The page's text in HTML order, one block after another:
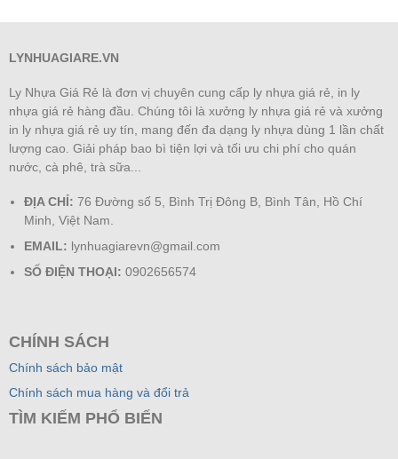
LYNHUAGIARE.VN
Ly Nhựa Giá Rẻ là đơn vị chuyên cung cấp ly nhựa giá rẻ, in ly
nhựa giá rẻ hàng đầu. Chúng tôi là xưởng ly nhựa giá rẻ và xưởng
in ly nhựa giá rẻ uy tín, mang đến đa dạng ly nhựa dùng 1 lần chất
lượng cao. Giải pháp bao bì tiện lợi và tối ưu chi phí cho quán
nước, cà phê, trà sữa...
ĐỊA CHỈ: 76 Đường số 5, Bình Trị Đông B, Bình Tân, Hồ Chí
Minh, Việt Nam.
EMAIL: lynhuagiarevn@gmail.com
SỐ ĐIỆN THOẠI:0902656574
CHÍNH SÁCH
Chính sách bảo mật
Chính sách mua hàng và đổi trả
TÌM KIẾM PHỔ BIẾN